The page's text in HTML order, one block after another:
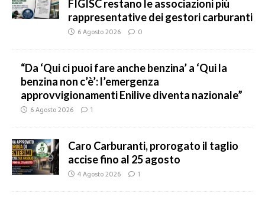
FIGISC restano le associazioni più
rappresentative dei gestori carburanti
6 Agosto 2026 0
“Da ‘Qui ci puoi fare anche benzina’ a ‘Qui la
benzina non c’è’: l’emergenza
approvvigionamenti Enilive diventa nazionale”
6 Agosto 2026 1
Caro Carburanti, prorogato il taglio
accise fino al 25 agosto
4 Agosto 2026 1